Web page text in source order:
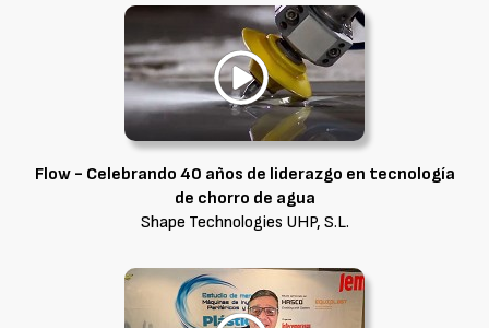
Flow - Celebrando 40 años de liderazgo en tecnología
de chorro de agua
Shape Technologies UHP, S.L.